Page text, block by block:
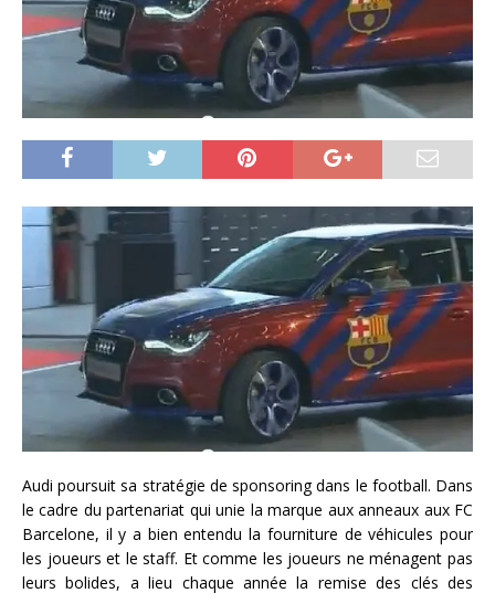
Audi poursuit sa stratégie de sponsoring dans le football. Dans
le cadre du partenariat qui unie la marque aux anneaux aux FC
Barcelone, il y a bien entendu la fourniture de véhicules pour
les joueurs et le staff. Et comme les joueurs ne ménagent pas
leurs bolides, a lieu chaque année la remise des clés des